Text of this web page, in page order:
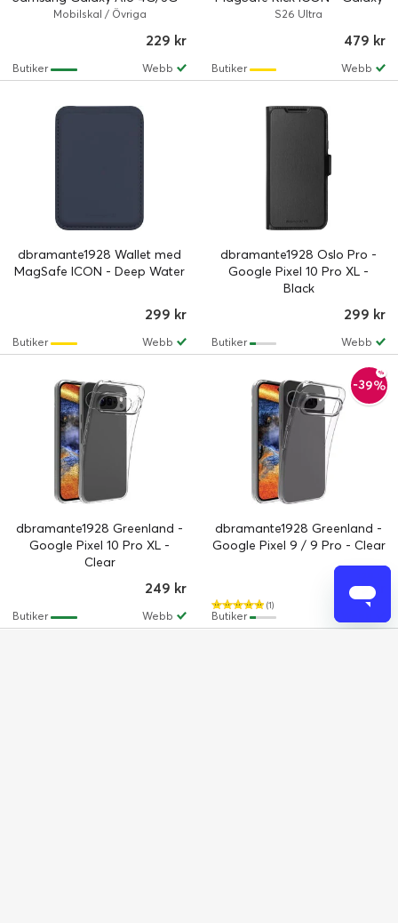
Night Black
Mobilskal / Övriga
229 kr
Webb
Butiker
S26 Ultra - River Stone
S26 Ultra
479 kr
Webb
Butiker
dbramante1928 Wallet med
MagSafe ICON - Deep Water
299 kr
Webb
Butiker
dbramante1928 Oslo Pro -
Google Pixel 10 Pro XL -
Black
299 kr
Webb
Butiker
dbramante1928 Greenland -
Google Pixel 10 Pro XL -
Clear
249 kr
Webb
Butiker
-39%
dbramante1928 Greenland -
Google Pixel 9 / 9 Pro - Clear
(1)
79 kr
Butiker